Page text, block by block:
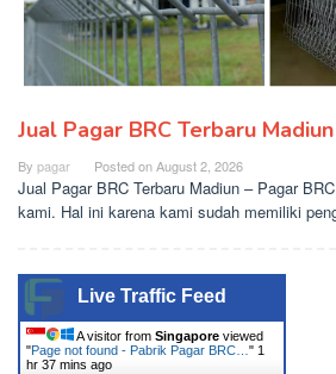
Jual Pagar BRC Terbaru Madiun
By pagar Posted onAugust 2, 2026
Jual Pagar BRC Terbaru Madiun – Pagar
kami. Hal ini karena kami sudah memiliki
Live Traffic Feed
A visitor from Singapore viewed
"Page not found - Pabrik Pagar BRC… " 1
hr 37 mins ago